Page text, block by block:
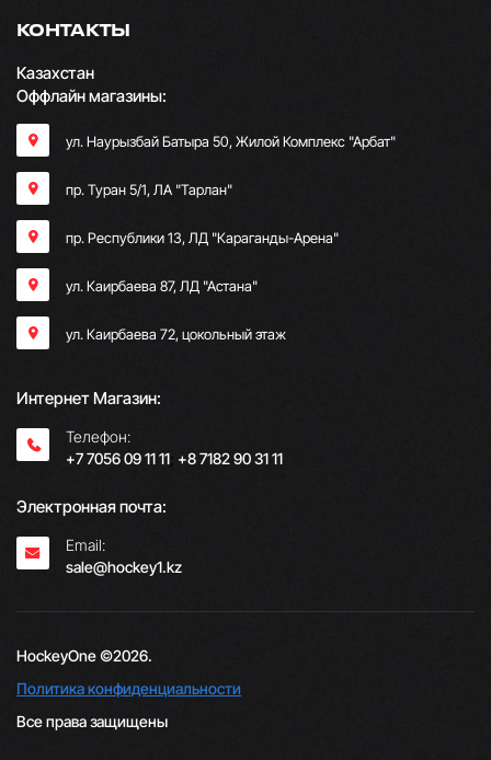
КОНТАКТЫ
Казахстан
Оффлайн магазины:
ул. Наурызбай Батыра 50, Жилой Комплекс "Арбат"
пр. Туран 5/1, ЛА "Тарлан"
пр. Республики 13, ​ЛД "Караганды-Арена"
ул. Каирбаева 87, ЛД "Астана"
ул. Каирбаева 72, цокольный этаж
Интернет Магазин:
Телефон:
+7 7056 09 11 11; +8 7182 90 31 11
Электронная почта:
Email:
sale@hockey1.kz
HockeyOne ©2026.
Политика конфиденциальности
Все права защищены